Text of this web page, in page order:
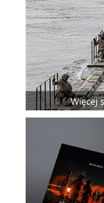
Więcej